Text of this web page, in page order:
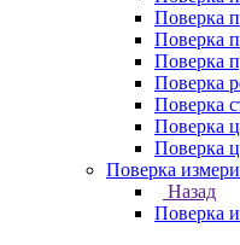
Поверка
Поверка
Поверка
Поверка
Поверка
Поверка
Поверка
Поверка
Назад
Поверка